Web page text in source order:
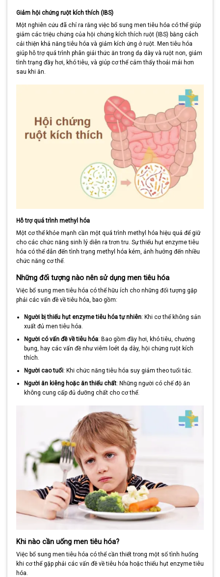
Giảm hội chứng ruột kích thích (IBS)
Một nghiên cứu đã chỉ ra rằng việc bổ sung men tiêu hóa có thể giúp
giảm các triệu chứng của hội chứng kích thích ruột (IBS) bằng cách
cải thiện khả năng tiêu hóa và giảm kích ứng ở ruột. Men tiêu hóa
giúp hỗ trợ quá trình phân giải thức ăn trong dạ dày và ruột non, giảm
tình trạng đầy hơi, khó tiêu, và giúp cơ thể cảm thấy thoải mái hơn
sau khi ăn.
Hỗ trợ quá trình methyl hóa
Một cơ thể khỏe mạnh cần một quá trình methyl hóa hiệu quả để giữ
cho các chức năng sinh lý diễn ra trơn tru. Sự thiếu hụt enzyme tiêu
hóa có thể dẫn đến tình trạng methyl hóa kém, ảnh hưởng đến nhiều
chức năng cơ thể.
Những đối tượng nào nên sử dụng men tiêu hóa
Việc bổ sung men tiêu hóa có thể hữu ích cho những đối tượng gặp
phải các vấn đề về tiêu hóa, bao gồm:
Người bị thiếu hụt enzyme tiêu hóa tự nhiên: Khi cơ thể không sản
xuất đủ men tiêu hóa.
Người có vấn đề về tiêu hóa: Bao gồm đầy hơi, khó tiêu, chướng
bụng, hay các vấn đề như viêm loét dạ dày, hội chứng ruột kích
thích.
Người cao tuổi: Khi chức năng tiêu hóa suy giảm theo tuổi tác.
Người ăn kiêng hoặc ăn thiếu chất: Những người có chế độ ăn
không cung cấp đủ dưỡng chất cho cơ thể.
Khi nào cần uống men tiêu hóa?
Việc bổ sung men tiêu hóa có thể cần thiết trong một số tình huống
khi cơ thể gặp phải các vấn đề về tiêu hóa hoặc thiếu hụt enzyme tiêu
hóa.